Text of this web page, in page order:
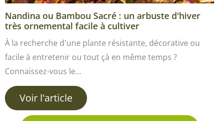
Nandina ou Bambou Sacré : un arbuste d'hiver
très ornemental facile à cultiver
À la recherche d'une plante résistante, décorative ou
facile à entretenir ou tout çà en même temps ?
Connaissez-vous le…
Voir l'article